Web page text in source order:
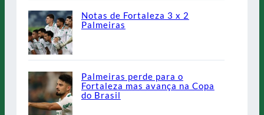
Notas de Fortaleza 3 x 2
Palmeiras
Palmeiras perde para o
Fortaleza mas avança na Copa
do Brasil